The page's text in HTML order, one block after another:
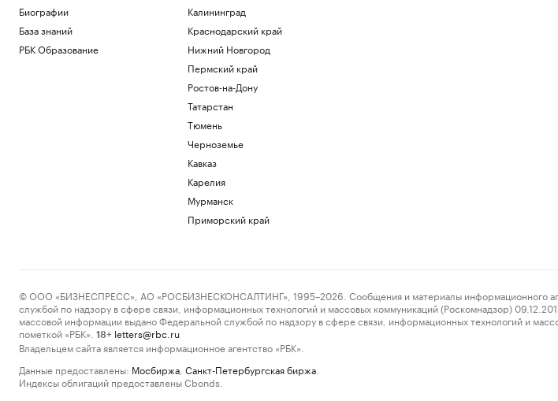
Биографии
База знаний
РБК Образование
Калининград
Краснодарский край
Нижний Новгород
Пермский край
Ростов-на-Дону
Татарстан
Тюмень
Черноземье
Кавказ
Карелия
Мурманск
Приморский край
© ООО «БИЗНЕСПРЕСС», АО «РОСБИЗНЕСКОНСАЛТИНГ», 1995–2026. Сообщения и материалы информационного
службой по надзору в сфере связи, информационных технологий и массовых коммуникаций (Роскомнадзор)
массовой информации выдано Федеральной службой по надзору в сфере связи, информационных технологий и
пометкой «РБК».
18+ letters@rbc.ru
Владельцем сайта является информационное агентство «РБК».
Данные предоставлены: Мосбиржа Санкт-Петербургская биржа
Индексы облигаций предоставлены Cbonds.